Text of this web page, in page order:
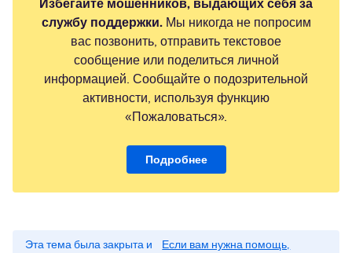
Избегайте мошенников, выдающих себя за
службу поддержки.Мы никогда не попросим
вас позвонить, отправить текстовое
сообщение или поделиться личной
информацией. Сообщайте о подозрительной
активности, используя функцию
«Пожаловаться».
Подробнее
Эта тема была закрыта и
Если вам нужна помощь,